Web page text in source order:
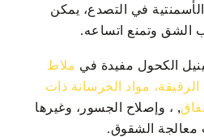
الأسمنتية في التصدع، يمكن
الشق وتمنع اتساعه.
الكحول مفيدة في ملاط
مواد الخرسانة ذات
, ، وإصلاح الجسور، وغيرها
معالجة الشقوق.